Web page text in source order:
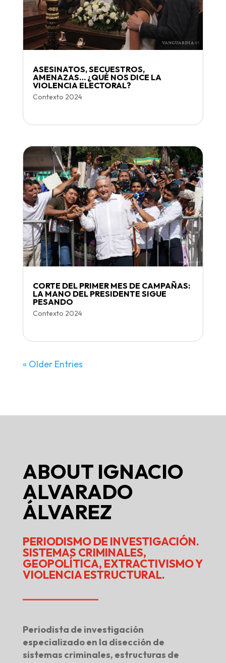
ASESINATOS, SECUESTROS,
AMENAZAS… ¿QUÉ NOS DICE LA
VIOLENCIA ELECTORAL?
Contexto 2024
CORTE DEL PRIMER MES DE CAMPAÑAS:
LA MANO DEL PRESIDENTE SIGUE
PESANDO
Contexto 2024
« Older Entries
ABOUT IGNACIO
ALVARADO
ÁLVAREZ
PERIODISMO DE INVESTIGACIÓN.
SISTEMAS CRIMINALES,
GEOPOLÍTICA, EXTRACTIVISMO Y
VIOLENCIA ESTRUCTURAL.
Periodista de investigación
especializado en la disección de
sistemas criminales, estructuras de